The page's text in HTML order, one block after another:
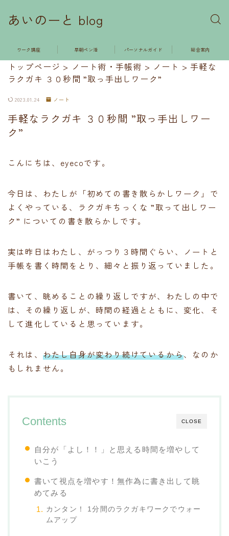
あいのーと blog
ワーク講座 早朝ペン活 パーソナルガイド 総合案内
トップページ > ノート術・手帳術 > ノート >手軽な
ラクガキ ３０秒間 ”取っ手出しワーク”
2023.01.24 ノート
手軽なラクガキ ３０秒間 ”取っ手出しワー
ク”
こんにちは、eyecoです。
今日は、わたしが「初めての書き散らかしワーク」で
よくやっている、ラクガキちっくな ”取って出しワー
ク” についての書き散らかしです。
実は昨日はわたし、がっつり３時間ぐらい、ノートと
手帳を書く時間をとり、細々と振り返っていました。
書いて、眺めることの繰り返しですが、わたしの中で
は、その繰り返しが、時間の経過とともに、変化、そ
して進化していると思っています。
それは、 わたし自身が変わり続けているから、なのか
もしれません。
CLOSE
Contents
自分が「よし！！」と思える時間を増やして
いこう
書いて視点を増やす！無作為に書き出して眺
めてみる
カンタン！ 1分間のラクガキワークでウォー
ムアップ